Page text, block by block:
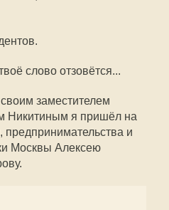
слово отзовётся...
заместителем
Никитиным я пришёл на
предпринимательства и
Москвы Алексею